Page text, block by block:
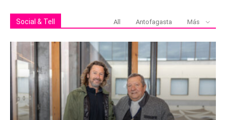
Social & Tell All Antofagasta Más